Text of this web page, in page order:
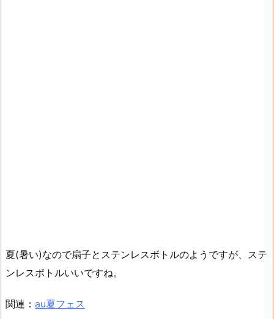
夏(暑い)なので扇子とステンレスボトルのようですが、ステ
ンレスボトルいいですね。
関連： au夏フェス